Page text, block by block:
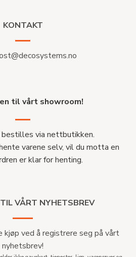
KONTAKT
til vårt showroom!
via nettbutikken.
varene selv, vil du motta en
er klar for henting.
VÅRT NYHETSBREV
ved å registrere seg på vårt
nyhetsbrev!